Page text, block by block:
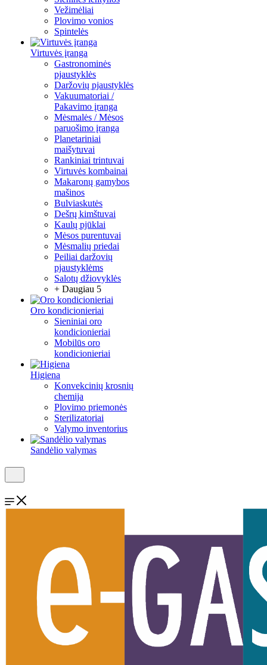
Vežimėliai
Plovimo vonios
Spintelės
Virtuvės įranga
Gastronominės
pjaustyklės
Daržovių pjaustyklės
Vakuumatoriai /
Pakavimo įranga
Mėsmalės / Mėsos
paruošimo įranga
Planetariniai
maišytuvai
Rankiniai trintuvai
Virtuvės kombainai
Makaronų gamybos
mašinos
Bulviaskutės
Dešrų kimštuvai
Kaulų pjūklai
Mėsos purentuvai
Mėsmalių priedai
Peiliai daržovių
pjaustyklėms
Salotų džiovyklės
+ Daugiau 5
Oro kondicionieriai
Sieniniai oro
kondicionieriai
Mobilūs oro
kondicionieriai
Higiena
Konvekcinių krosnių
chemija
Plovimo priemonės
Sterilizatoriai
Valymo inventorius
Sandėlio valymas